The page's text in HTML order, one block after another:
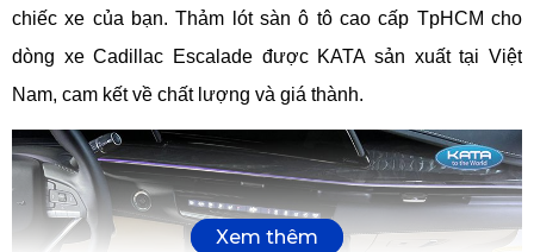
chiếc xe của bạn. Thảm lót sàn ô tô cao cấp TpHCM cho
dòng xe Cadillac Escalade được KATA sản xuất tại Việt
Nam, cam kết về chất lượng và giá thành.